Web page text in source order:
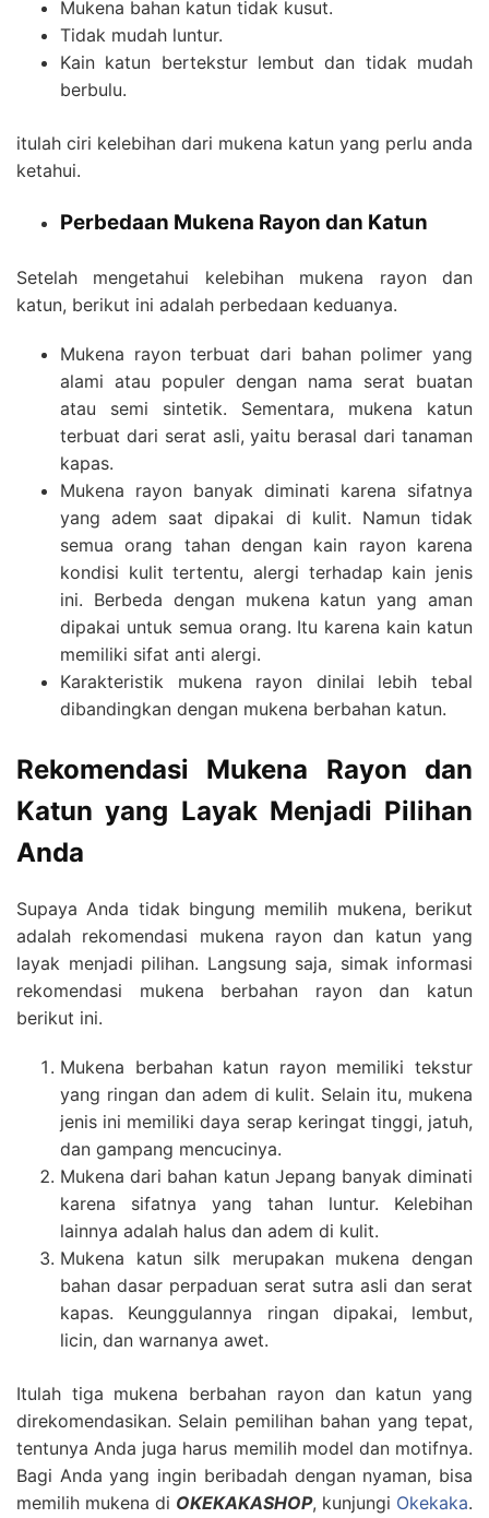
Mukena bahan katun tidak kusut.
Tidak mudah luntur.
Kain katun bertekstur lembut dan tidak mudah
berbulu.
itulah ciri kelebihan dari mukena katun yang perlu anda
ketahui.
Perbedaan Mukena Rayon dan Katun
Setelah mengetahui kelebihan mukena rayon dan
katun, berikut ini adalah perbedaan keduanya.
Mukena rayon terbuat dari bahan polimer yang
alami atau populer dengan nama serat buatan
atau semi sintetik. Sementara, mukena katun
terbuat dari serat asli, yaitu berasal dari tanaman
kapas.
Mukena rayon banyak diminati karena sifatnya
yang adem saat dipakai di kulit. Namun tidak
semua orang tahan dengan kain rayon karena
kondisi kulit tertentu, alergi terhadap kain jenis
ini. Berbeda dengan mukena katun yang aman
dipakai untuk semua orang. Itu karena kain katun
memiliki sifat anti alergi.
Karakteristik mukena rayon dinilai lebih tebal
dibandingkan dengan mukena berbahan katun.
Rekomendasi Mukena Rayon dan
Katun yang Layak Menjadi Pilihan
Anda
Supaya Anda tidak bingung memilih mukena, berikut
adalah rekomendasi mukena rayon dan katun yang
layak menjadi pilihan. Langsung saja, simak informasi
rekomendasi mukena berbahan rayon dan katun
berikut ini.
Mukena berbahan katun rayon memiliki tekstur
yang ringan dan adem di kulit. Selain itu, mukena
jenis ini memiliki daya serap keringat tinggi, jatuh,
dan gampang mencucinya.
Mukena dari bahan katun Jepang banyak diminati
karena sifatnya yang tahan luntur. Kelebihan
lainnya adalah halus dan adem di kulit.
Mukena katun silk merupakan mukena dengan
bahan dasar perpaduan serat sutra asli dan serat
kapas. Keunggulannya ringan dipakai, lembut,
licin, dan warnanya awet.
Itulah tiga mukena berbahan rayon dan katun yang
direkomendasikan. Selain pemilihan bahan yang tepat,
tentunya Anda juga harus memilih model dan motifnya.
Bagi Anda yang ingin beribadah dengan nyaman, bisa
memilih mukena di OKEKAKASHOP, kunjungi Okekaka.